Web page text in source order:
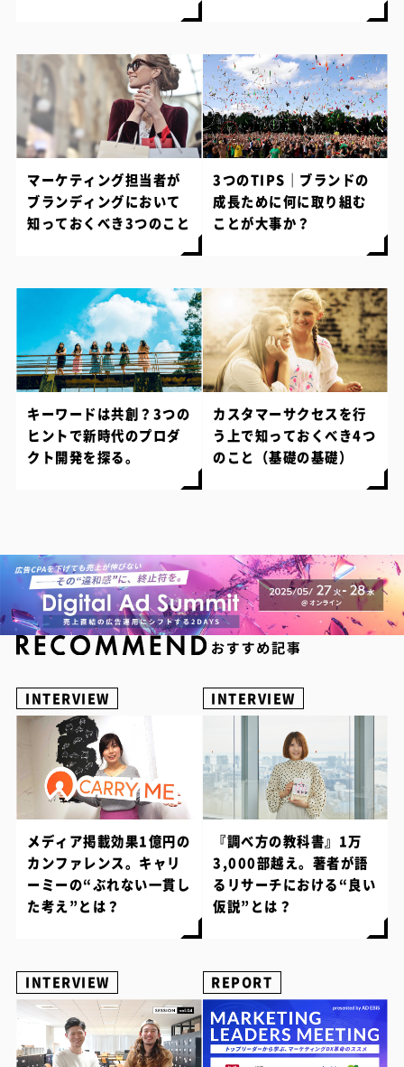
マーケティング担当者が
ブランディングにおいて
知っておくべき3つのこと
3つのTIPS｜ブランドの
成長ために何に取り組む
ことが大事か？
キーワードは共創？3つの
ヒントで新時代のプロダ
クト開発を探る。
カスタマーサクセスを行
う上で知っておくべき4つ
のこと（基礎の基礎）
INTERVIEW
メディア掲載効果1億円の
カンファレンス。キャリ
ーミーの“ぶれない一貫し
た考え”とは？
INTERVIEW
『調べ方の教科書』1万
3,000部越え。著者が語
るリサーチにおける“良い
仮説”とは？
INTERVIEW REPORT